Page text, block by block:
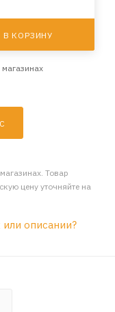
В КОРЗИНУ
Товар
цену уточняйте на
описании?